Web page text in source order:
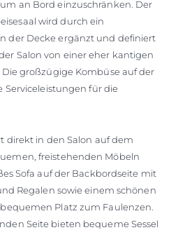
an Bord einzuschränken. Der
wird durch ein
der Decke ergänzt und definiert
Salon von einer eher kantigen
großzügige Kombüse auf der
Serviceleistungen für die
direkt in den Salon auf dem
freistehenden Möbeln
Sofa auf der Backbordseite mit
Regalen sowie einem schönen
Platz zum Faulenzen.
Seite bieten bequeme Sessel